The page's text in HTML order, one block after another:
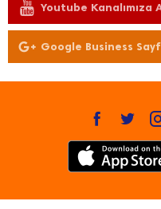
Youtube Kanalımıza
Google Business